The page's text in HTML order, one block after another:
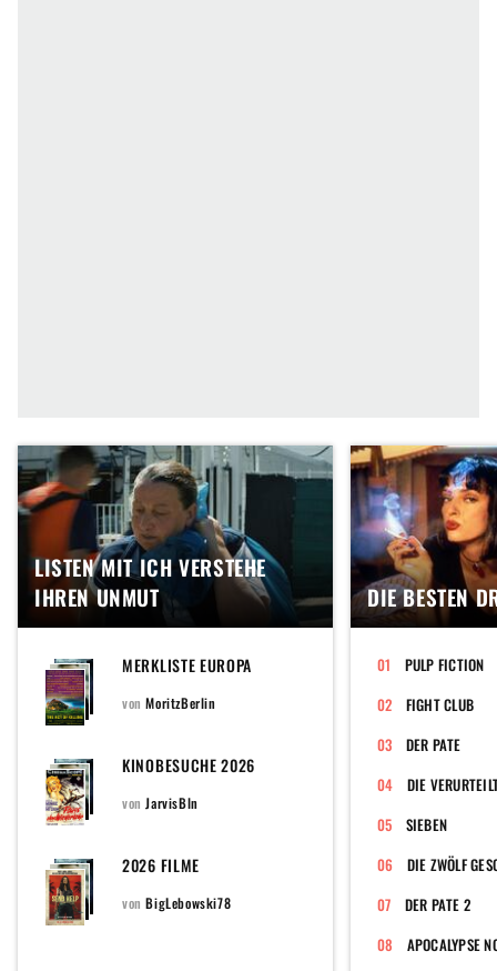
LISTEN MIT ICH VERSTEHE
IHREN UNMUT
MERKLISTE EUROPA
vonMoritzBerlin
KINOBESUCHE 2026
von JarvisBln
2026 FILME
vonBigLebowski78
DIE BESTEN
PULP FICTION
FIGHT CLUB
DER PATE
DIE
SIEBEN
DIE ZWÖLF
DER PATE 2
APOCALYPSE